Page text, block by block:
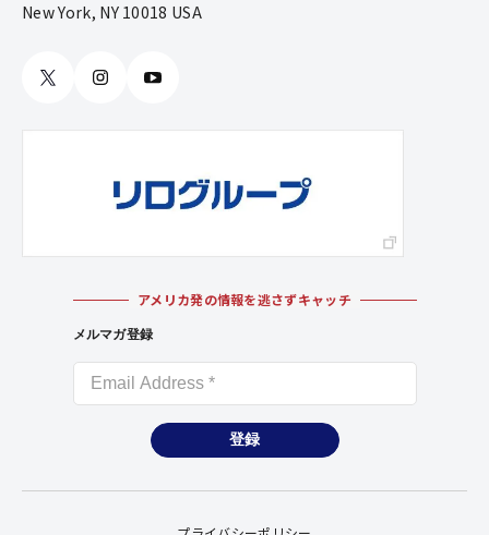
New York, NY 10018 USA
アメリカ発の情報を逃さずキャッチ
メルマガ登録
登録